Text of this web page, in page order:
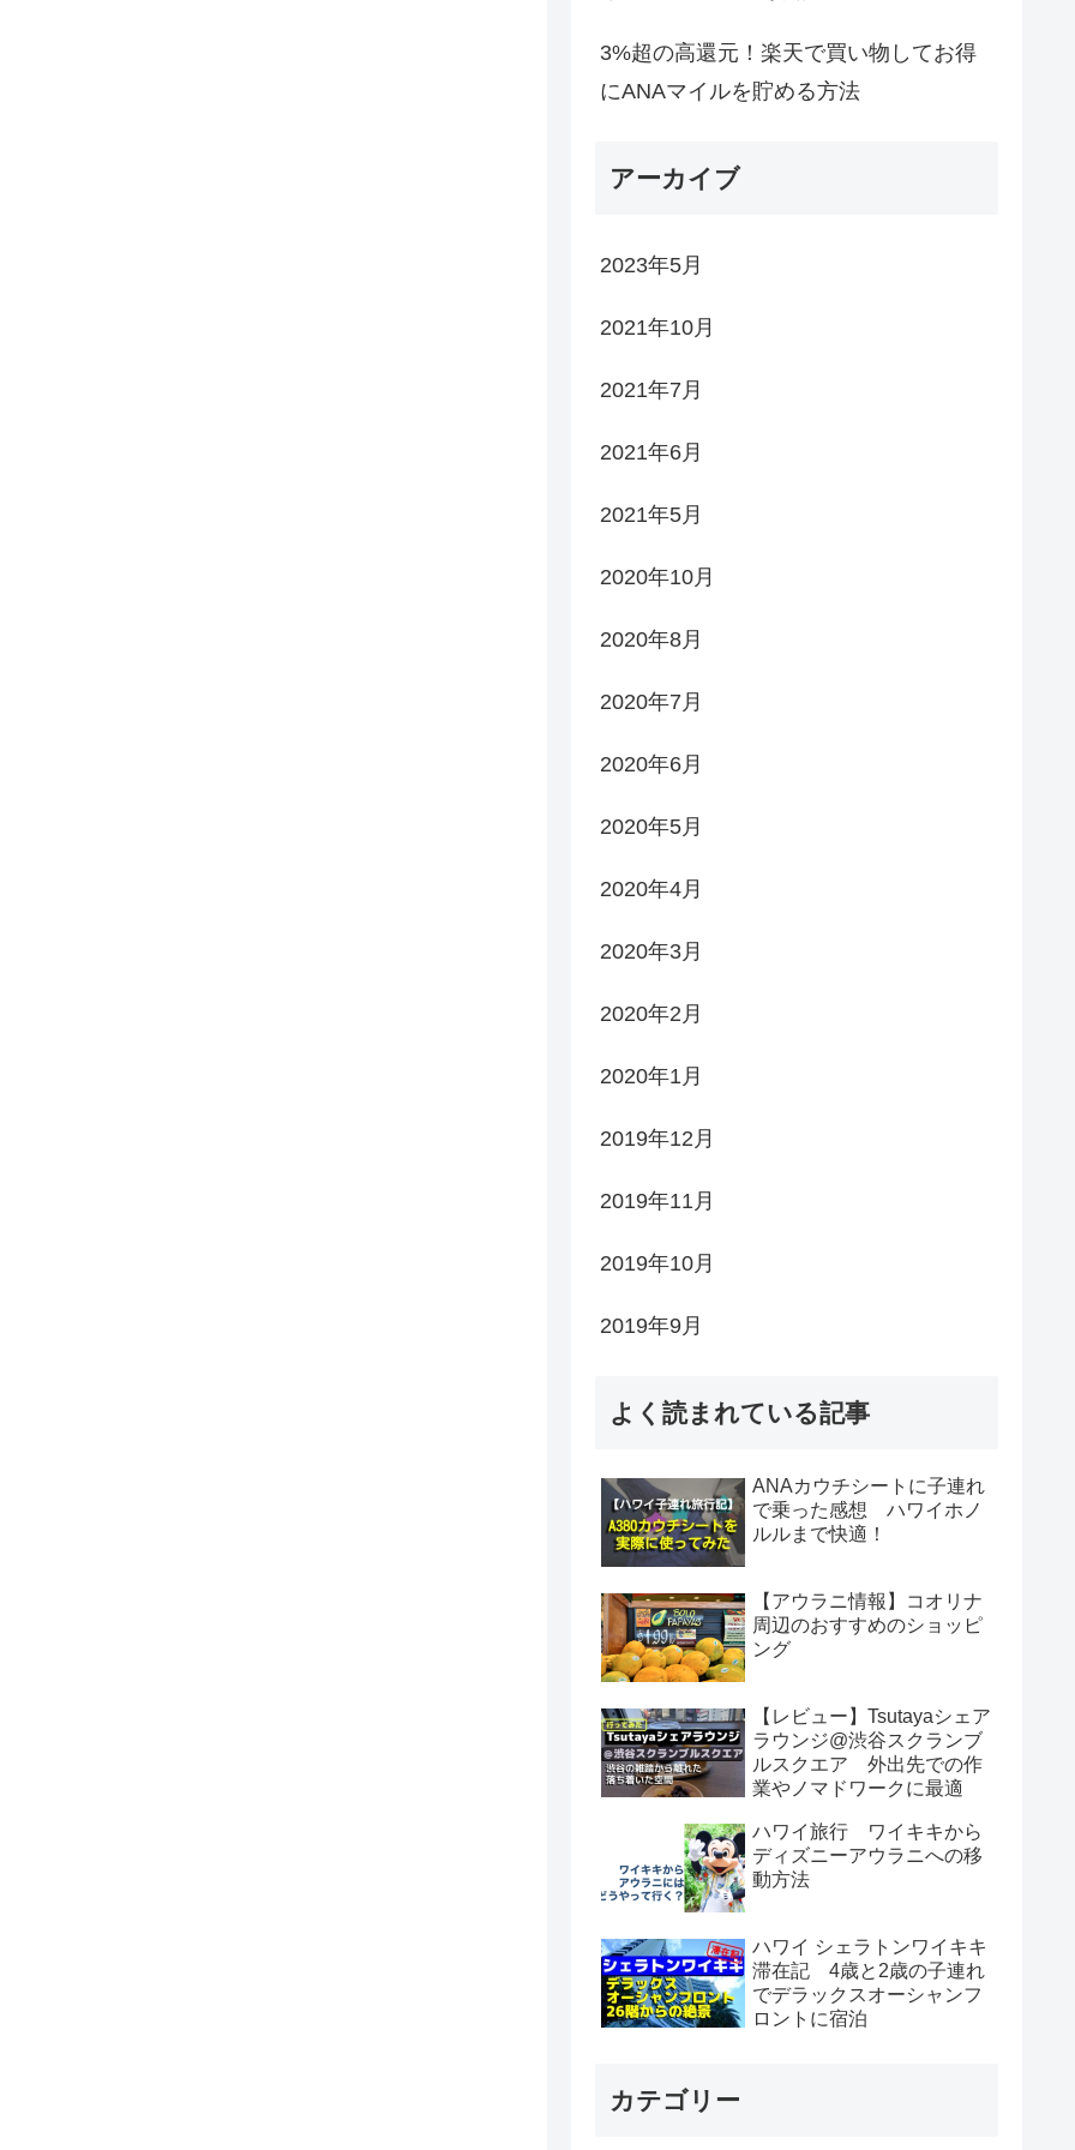
3%超の高還元！楽天で買い物してお得
にANAマイルを貯める方法
アーカイブ
2023年5月
2021年10月
2021年7月
2021年6月
2021年5月
2020年10月
2020年8月
2020年7月
2020年6月
2020年5月
2020年4月
2020年3月
2020年2月
2020年1月
2019年12月
2019年11月
2019年10月
2019年9月
よく読まれている記事
ANAカウチシートに子連れ
で乗った感想 ハワイホノ
ルルまで快適！
【アウラニ情報】コオリナ
周辺のおすすめのショッピ
ング
【レビュー】Tsutayaシェア
ラウンジ@渋谷スクランブ
ルスクエア 外出先での作
業やノマドワークに最適
ハワイ旅行 ワイキキから
ディズニーアウラニへの移
動方法
ハワイ シェラトンワイキキ
滞在記 4歳と2歳の子連れ
でデラックスオーシャンフ
ロントに宿泊
カテゴリー